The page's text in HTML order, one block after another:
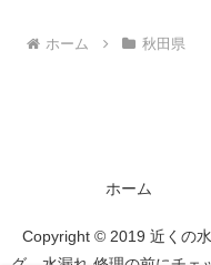
ホーム 秋田県
ホーム
Copyright © 2019 近くの